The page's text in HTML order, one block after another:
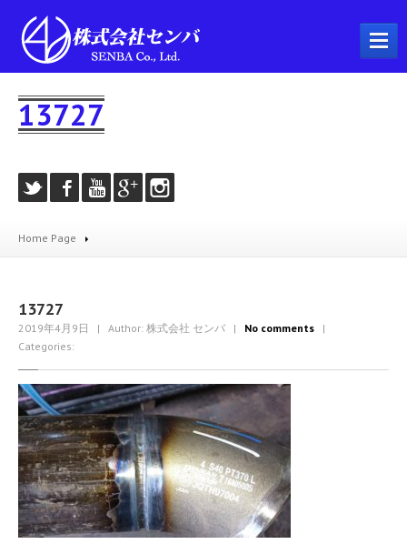
会社概要
プラント工事
製缶工事
機械器具設置工事
とび・土工工事
建築工事
その他、製作・補修工事
アルミTIG溶接動画
開先加工機 RIDGID社製B-500 100A〜無制限 t12.7までと広範囲 動画
従業員資格取得状況
設備環境
13727
Home Page
13727
2019年4月9日 | Author: 株式会社 センバ | No comments |
Categories: